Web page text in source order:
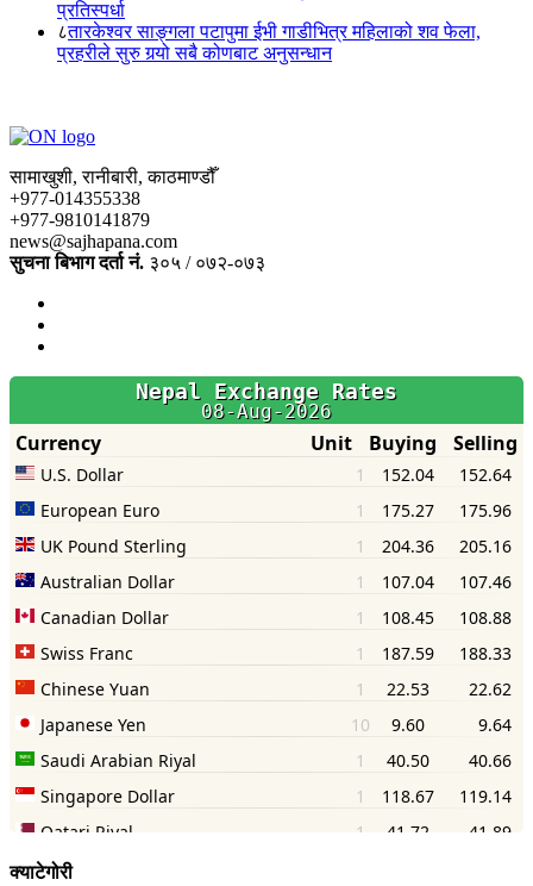
प्रतिस्पर्धा
८तारकेश्वर साङ्गला पटापुमा ईभी गाडीभित्र महिलाको शव फेला,
प्रहरीले सुरु गर्‍यो सबै कोणबाट अनुसन्धान
सामाखुशी, रानीबारी, काठमाण्डौँ
+977-014355338
+977-9810141879
news@sajhapana.com
सुचना बिभाग दर्ता नं. ३०५ / ०७२-०७३
क्याटेगोरी